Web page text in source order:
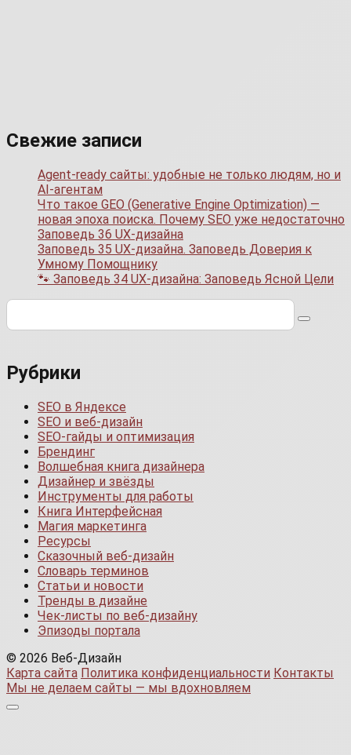
Свежие записи
Agent-ready сайты: удобные не только людям, но и
AI-агентам
Что такое GEO (Generative Engine Optimization) —
новая эпоха поиска. Почему SEO уже недостаточно
Заповедь 36 UX-дизайна
Заповедь 35 UX-дизайна. Заповедь Доверия к
Умному Помощнику
🐾 Заповедь 34 UX-дизайна: Заповедь Ясной Цели
Поиск:
Рубрики
SEO в Яндексе
SEO и веб-дизайн
SEO-гайды и оптимизация
Брендинг
Волшебная книга дизайнера
Дизайнер и звёзды
Инструменты для работы
Книга Интерфейсная
Магия маркетинга
Ресурсы
Сказочный веб-дизайн
Словарь терминов
Статьи и новости
Тренды в дизайне
Чек-листы по веб-дизайну
Эпизоды портала
© 2026 Веб-Дизайн
Карта сайта Политика конфиденциальности Контакты
Мы не делаем сайты — мы вдохновляем